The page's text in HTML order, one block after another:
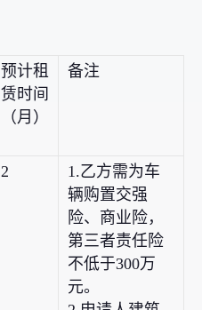
预计租
赁时间
（月）
备注
2
1.乙方需为车
辆购置交强
险、商业险，
第三者责任险
不低于300万
元。